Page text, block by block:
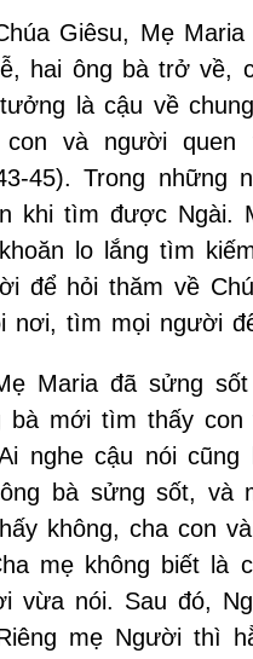
Giêsu, Mẹ
hai ông bà trở về,
là cậu về
và người
45). Trong
khi tìm được Ngài.
lo lắng tìm
để hỏi thăm về
tìm mọi người
Maria đã sửng
bà mới tìm thấy
nghe cậu nói
bà sửng sốt, và
không, cha con
mẹ không biết là
vừa nói. Sau đó,
mẹ Người thì